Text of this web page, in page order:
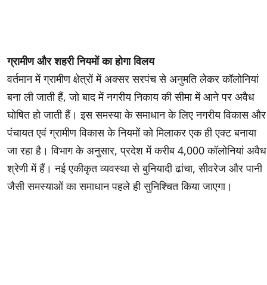
ग्रामीण और शहरी नियमों का होगा विलय
वर्तमान में ग्रामीण क्षेत्रों में अक्सर सरपंच से अनुमति लेकर कॉलोनियां
बना ली जाती हैं, जो बाद में नगरीय निकाय की सीमा में आने पर अवैध
घोषित हो जाती हैं। इस समस्या के समाधान के लिए नगरीय विकास और
पंचायत एवं ग्रामीण विकास के नियमों को मिलाकर एक ही एक्ट बनाया
जा रहा है। विभाग के अनुसार, प्रदेश में करीब 4,000 कॉलोनियां अवैध
श्रेणी में हैं। नई एकीकृत व्यवस्था से बुनियादी ढांचा, सीवरेज और पानी
जैसी समस्याओं का समाधान पहले ही सुनिश्चित किया जाएगा।